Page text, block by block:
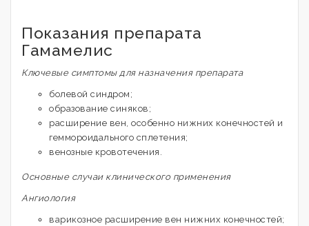
Показания препарата
Гамамелис
Ключевые симптомы для назначения препарата
болевой синдром;
образование синяков;
расширение вен, особенно нижних конечностей и
геммороидального сплетения;
венозные кровотечения.
Основные случаи клинического применения
Ангиология
варикозное расширение вен нижних конечностей;